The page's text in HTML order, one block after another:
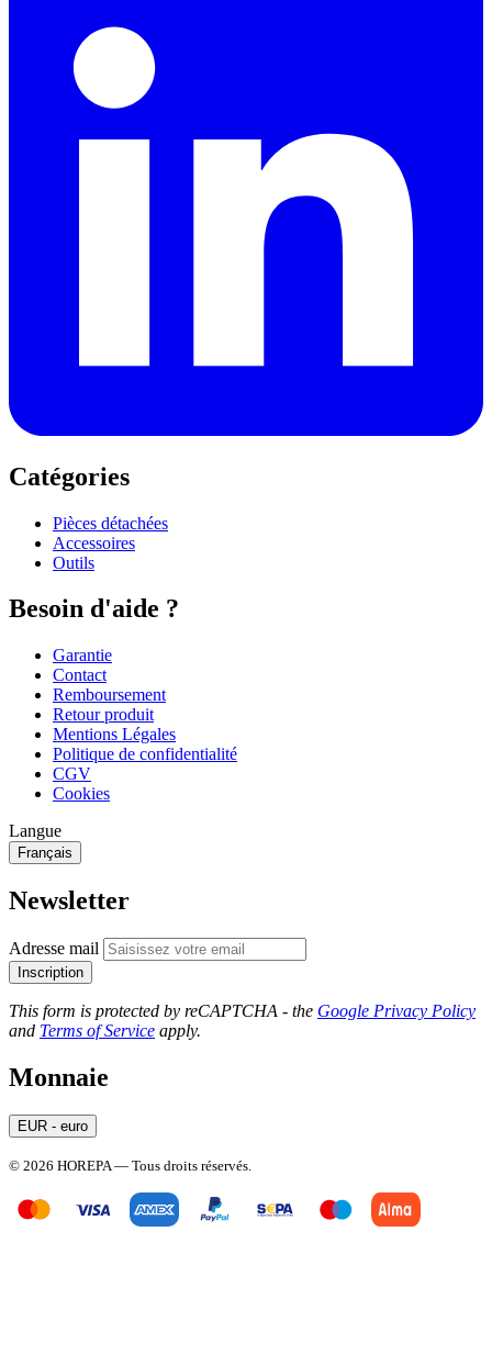
Catégories
Pièces détachées
Accessoires
Outils
Besoin d'aide ?
Garantie
Contact
Remboursement
Retour produit
Mentions Légales
Politique de confidentialité
CGV
Cookies
Langue
Français
Newsletter
Adresse mail
Inscription
This form is protected by reCAPTCHA - the Google Privacy Policy
and Terms of Service apply.
Monnaie
EUR - euro
© 2026 HOREPA — Tous droits réservés.